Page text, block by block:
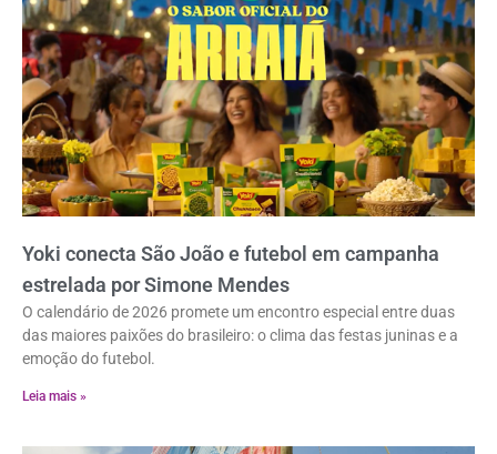
Yoki conecta São João e futebol em campanha
estrelada por Simone Mendes
O calendário de 2026 promete um encontro especial entre duas
das maiores paixões do brasileiro: o clima das festas juninas e a
emoção do futebol.
Leia mais »